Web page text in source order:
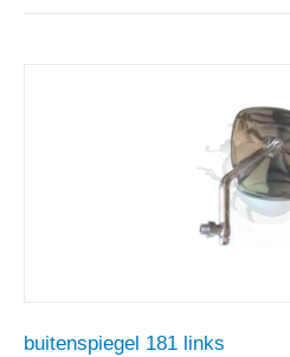
buitenspiegel 181 links